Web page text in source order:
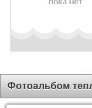
Фотоальбом